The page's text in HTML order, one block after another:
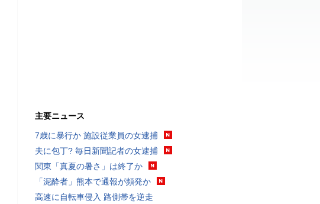
主要ニュース
7歳に暴行か 施設従業員の女逮捕
夫に包丁? 毎日新聞記者の女逮捕
関東「真夏の暑さ」は終了か
「泥酔者」熊本で通報が頻発か
高速に自転車侵入 路側帯を逆走